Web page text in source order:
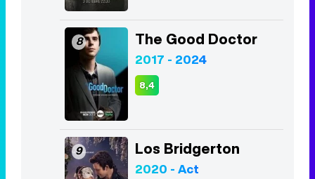
8 The Good Doctor
2017 - 2024
8,4
9 Los Bridgerton
2020 - Act